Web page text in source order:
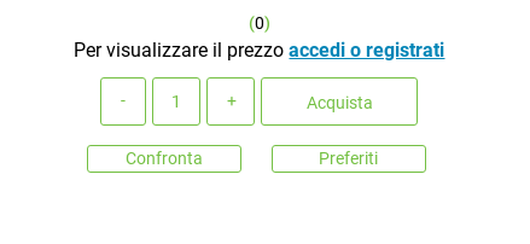
(0)
Per visualizzare il prezzoaccedi o registrati
Acquista
Confronta Preferiti